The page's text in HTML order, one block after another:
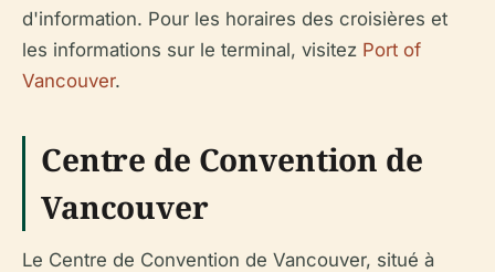
d'information. Pour les horaires des croisières et
les informations sur le terminal, visitez Port of
Vancouver.
Centre de Convention de
Vancouver
Le Centre de Convention de Vancouver, situé à